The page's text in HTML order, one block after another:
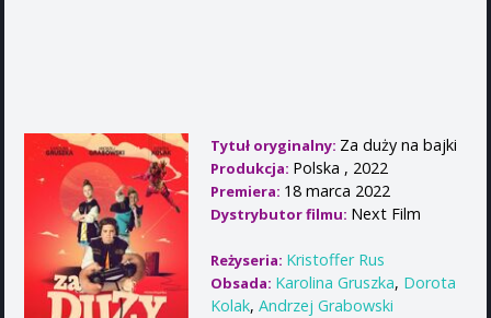
Tytuł oryginalny: Za duży na bajki
Produkcja: Polska , 2022
Premiera: 18 marca 2022
Dystrybutor filmu: Next Film
Reżyseria: Kristoffer Rus
Obsada: Karolina Gruszka, Dorota
Kolak, Andrzej Grabowski